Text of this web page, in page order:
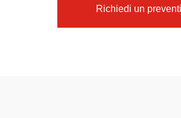
Richiedi un